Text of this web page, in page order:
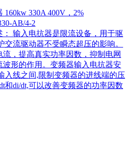
160kw 330A 400V，2%
AB/4-2
： 输入电抗器是限流设备，用于驱
交流驱动器不受瞬态超压的影响。
，提高真实功率因数，抑制电网
波形的作用。变频器输入电抗器安
入线之间,限制变频器的进线端的压
和di/dt,可以改善变频器的功率因数